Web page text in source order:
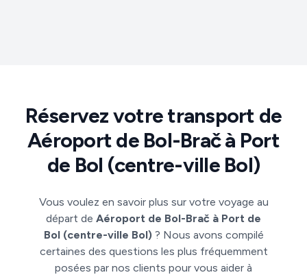
Réservez votre transport de
Aéroport de Bol-Brač à Port
de Bol (centre-ville Bol)
Vous voulez en savoir plus sur votre voyage au
départ de Aéroport de Bol-Brač à Port de
Bol (centre-ville Bol) ? Nous avons compilé
certaines des questions les plus fréquemment
posées par nos clients pour vous aider à